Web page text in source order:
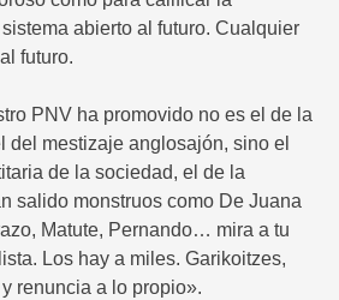
abierto al futuro. Cualquier
futuro.
PNV ha promovido no es el de la
del mestizaje anglosajón, sino el
de la sociedad, el de la
salido monstruos como De Juana
Matute, Pernando… mira a tu
Los hay a miles. Garikoitzes,
renuncia a lo propio».